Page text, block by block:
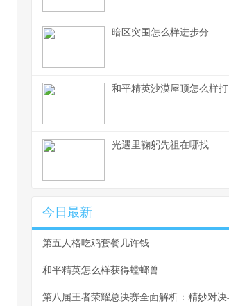
暗区突围怎么样进步分
和平精英沙漠屋顶怎么样打
光遇里鞠躬先祖在哪找
今日最新
第五人格吃鸡套餐几许钱
和平精英怎么样获得螳螂兽